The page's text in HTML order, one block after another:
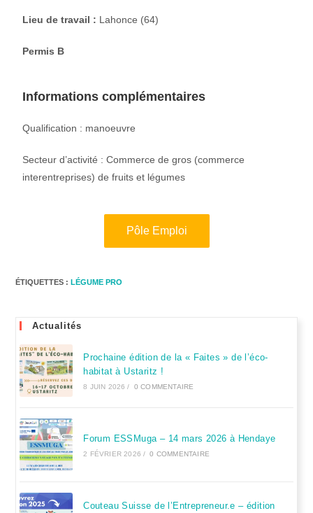
Lieu de travail : Lahonce (64)
Permis B
Informations complémentaires
Qualification : manoeuvre
Secteur d’activité : Commerce de gros (commerce
interentreprises) de fruits et légumes
Pôle Emploi
ÉTIQUETTES :LÉGUME PRO
Actualités
Prochaine édition de la « Faites » de l’éco-
habitat à Ustaritz !
8 JUIN 2026 / 0 COMMENTAIRE
Forum ESSMuga – 14 mars 2026 à Hendaye
2 FÉVRIER 2026 / 0 COMMENTAIRE
Couteau Suisse de l’Entrepreneur.e – édition